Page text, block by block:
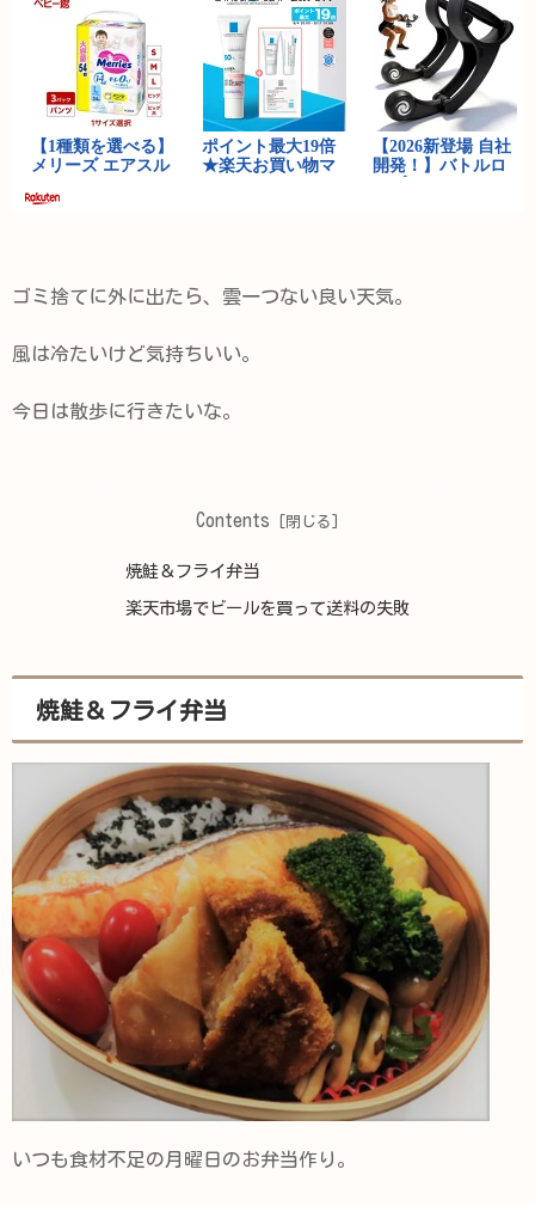
ゴミ捨てに外に出たら、雲一つない良い天気。
風は冷たいけど気持ちいい。
今日は散歩に行きたいな。
Contents
焼鮭＆フライ弁当
楽天市場でビールを買って送料の失敗
焼鮭＆フライ弁当
いつも食材不足の月曜日のお弁当作り。